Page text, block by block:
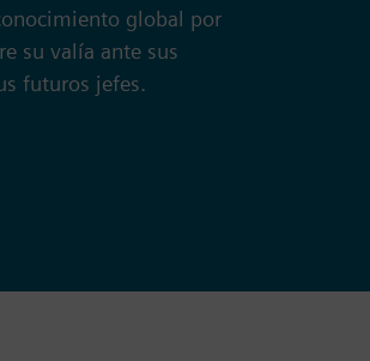
global por
su valía ante sus
futuros jefes.